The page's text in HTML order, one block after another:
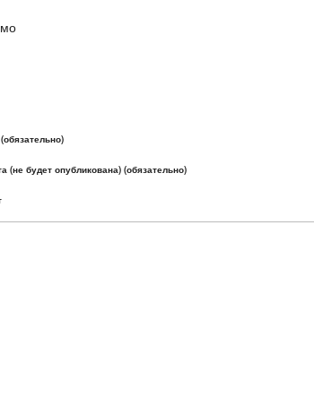
(не будет опубликована) (обязательно)